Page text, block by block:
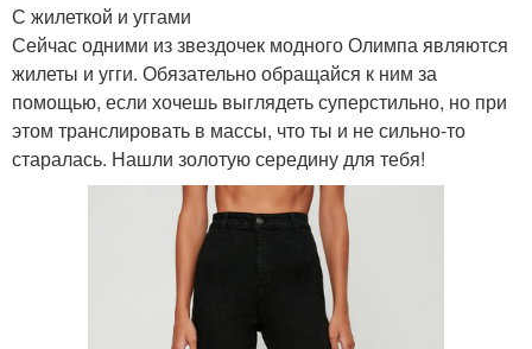
С жилеткой и уггами
Сейчас одними из звездочек модного Олимпа являются
жилеты и угги. Обязательно обращайся к ним за
помощью, если хочешь выглядеть суперстильно, но при
этом транслировать в массы, что ты и не сильно-то
старалась. Нашли золотую середину для тебя!